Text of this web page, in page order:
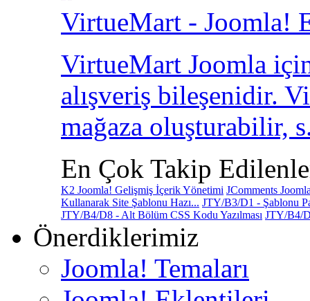
VirtueMart - Joomla!
VirtueMart Joomla
alışveriş bileşenidir.
mağaza oluşturabilir,
En Çok Takip
K2 Joomla! Gelişmiş İçerik Yönetimi JComments
Kullanarak Site Şablonu Hazı... JTY/B3/D1 - Şablonu
JTY/B4/D8 - Alt Bölüm CSS Kodu Yazılması JTY/B4/
Önerdiklerimiz
Joomla! Temaları